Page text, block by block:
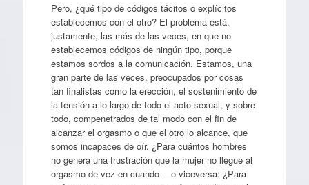
Pero, ¿qué tipo de códigos tácitos o explícitos
establecemos con el otro? El problema está,
justamente, las más de las veces, en que no
establecemos códigos de ningún tipo, porque
estamos sordos a la comunicación. Estamos, una
gran parte de las veces, preocupados por cosas
tan finalistas como la erección, el sostenimiento de
la tensión a lo largo de todo el acto sexual, y sobre
todo, compenetrados de tal modo con el fin de
alcanzar el orgasmo o que el otro lo alcance, que
somos incapaces de oír. ¿Para cuántos hombres
no genera una frustración que la mujer no llegue al
orgasmo de vez en cuando —o viceversa: ¿Para